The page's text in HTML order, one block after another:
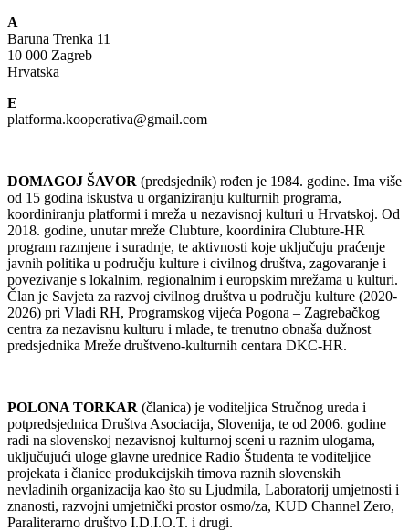
A
Baruna Trenka 11
10 000 Zagreb
Hrvatska
E
platforma.kooperativa@gmail.com
DOMAGOJ ŠAVOR (predsjednik) rođen je 1984. godine. Ima više
od 15 godina iskustva u organiziranju kulturnih programa,
koordiniranju platformi i mreža u nezavisnoj kulturi u Hrvatskoj. Od
2018. godine, unutar mreže Clubture, koordinira Clubture-HR
program razmjene i suradnje, te aktivnosti koje uključuju praćenje
javnih politika u području kulture i civilnog društva, zagovaranje i
povezivanje s lokalnim, regionalnim i europskim mrežama u kulturi.
Član je Savjeta za razvoj civilnog društva u području kulture (2020-
2026) pri Vladi RH, Programskog vijeća Pogona – Zagrebačkog
centra za nezavisnu kulturu i mlade, te trenutno obnaša dužnost
predsjednika Mreže društveno-kulturnih centara DKC-HR.
POLONA TORKAR (članica) je voditeljica Stručnog ureda i
potpredsjednica Društva Asociacija, Slovenija, te od 2006. godine
radi na slovenskoj nezavisnoj kulturnoj sceni u raznim ulogama,
uključujući uloge glavne urednice Radio Študenta te voditeljice
projekata i članice produkcijskih timova raznih slovenskih
nevladinih organizacija kao što su Ljudmila, Laboratorij umjetnosti i
znanosti, razvojni umjetnički prostor osmo/za, KUD Channel Zero,
Paraliterarno društvo I.D.I.O.T. i drugi.